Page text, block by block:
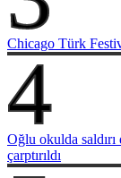
Chicago Türk
4
Oğlu okulda saldırı
çarptırıldı